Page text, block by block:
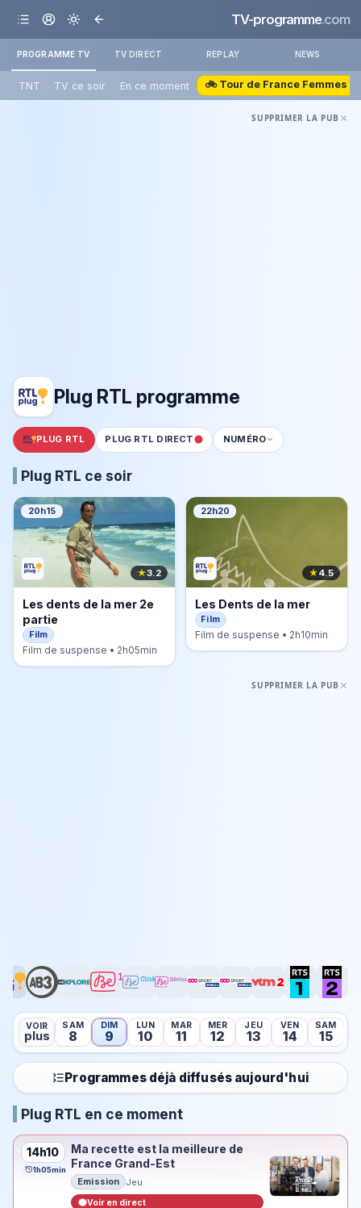
TV-programme.com
PROGRAMME TV TV DIRECT REPLAY NEWS
TNT TV ce soir En ce moment 🚲 Tour de France Femmes
SUPPRIMER LA PUB
Plug RTL programme
PLUG RTL PLUG RTL DIRECT NUMÉRO
Plug RTL ce soir
20h15
★3.2
Les dents de la mer 2e
partie
Film
Film de suspense • 2h05min
22h20
★4.5
Les Dents de la mer
Film
Film de suspense • 2h10min
SUPPRIMER LA PUB
VOIR
plus
SAM
8
DIM
9
LUN
10
MAR
11
MER
12
JEU
13
VEN
14
SAM
15
Programmes déjà diffusés aujourd'hui
Plug RTL en ce moment
14h10
1h05min
Ma recette est la meilleure de
France Grand-Est
Emission Jeu
Voir en direct